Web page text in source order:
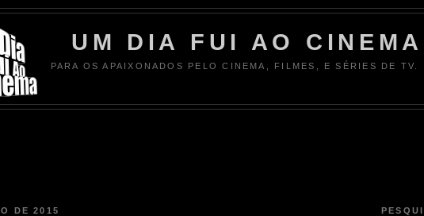
UM DIA FUI AO CINEMA
PARA OS APAIXONADOS PELO CINEMA, FILMES, E SÉRIES DE TV.
DE 2015